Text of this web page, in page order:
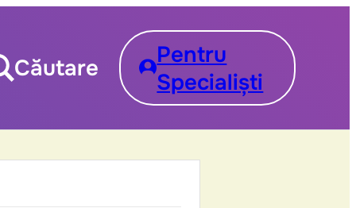
Căutare
Pentru
Specialiști